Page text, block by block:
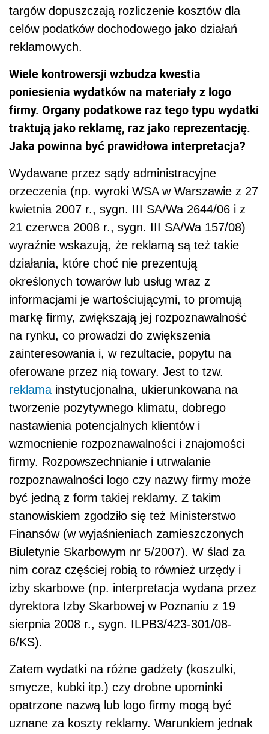
targów dopuszczają rozliczenie kosztów dla
celów podatków dochodowego jako działań
reklamowych.
Wiele kontrowersji wzbudza kwestia
poniesienia wydatków na materiały z logo
firmy. Organy podatkowe raz tego typu wydatki
traktują jako reklamę, raz jako reprezentację.
Jaka powinna być prawidłowa interpretacja?
Wydawane przez sądy administracyjne
orzeczenia (np. wyroki WSA w Warszawie z 27
kwietnia 2007 r., sygn. III SA/Wa 2644/06 i z
21 czerwca 2008 r., sygn. III SA/Wa 157/08)
wyraźnie wskazują, że reklamą są też takie
działania, które choć nie prezentują
określonych towarów lub usług wraz z
informacjami je wartościującymi, to promują
markę firmy, zwiększają jej rozpoznawalność
na rynku, co prowadzi do zwiększenia
zainteresowania i, w rezultacie, popytu na
oferowane przez nią towary. Jest to tzw.
reklama instytucjonalna, ukierunkowana na
tworzenie pozytywnego klimatu, dobrego
nastawienia potencjalnych klientów i
wzmocnienie rozpoznawalności i znajomości
firmy. Rozpowszechnianie i utrwalanie
rozpoznawalności logo czy nazwy firmy może
być jedną z form takiej reklamy. Z takim
stanowiskiem zgodziło się też Ministerstwo
Finansów (w wyjaśnieniach zamieszczonych
Biuletynie Skarbowym nr 5/2007). W ślad za
nim coraz częściej robią to również urzędy i
izby skarbowe (np. interpretacja wydana przez
dyrektora Izby Skarbowej w Poznaniu z 19
sierpnia 2008 r., sygn. ILPB3/423-301/08-
6/KS).
Zatem wydatki na różne gadżety (koszulki,
smycze, kubki itp.) czy drobne upominki
opatrzone nazwą lub logo firmy mogą być
uznane za koszty reklamy. Warunkiem jednak